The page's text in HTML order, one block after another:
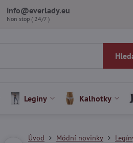
info​@everlady​.eu
Non stop ( 24/7 )
Legíny Kalhotky
Úvod Módní novinky